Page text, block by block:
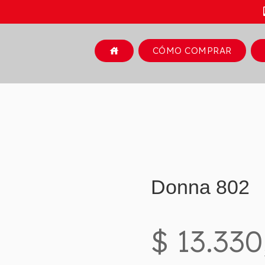
house CÓMO COMPRAR
Donna 802
$